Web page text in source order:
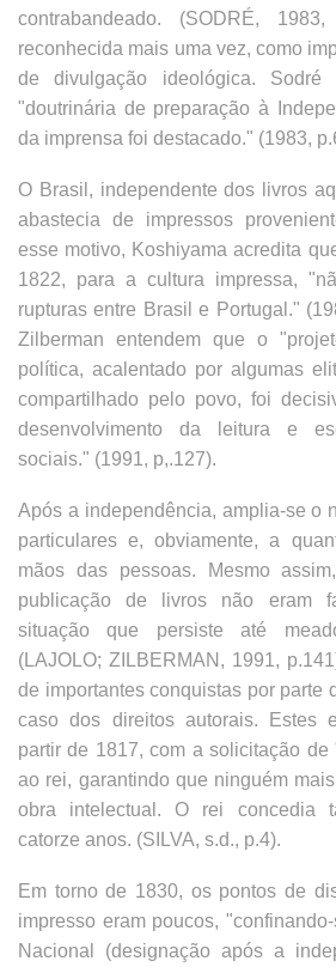
contrabandeado. (SODRÉ,
reconhecida mais uma vez, como
de divulgação ideológica.
"doutrinária de preparação à
da imprensa foi destacado." (1983,
O Brasil, independente dos livros
abastecia de impressos
esse motivo, Koshiyama acredita
1822, para a cultura impressa,
rupturas entre Brasil e Portugal."
Zilberman entendem que o
política, acalentado por algumas
compartilhado pelo povo, foi
desenvolvimento da leitura e
sociais." (1991, p,.127).
Após a independência, amplia-se o
particulares e, obviamente, a
mãos das pessoas. Mesmo
publicação de livros não eram
situação que persiste até
(LAJOLO; ZILBERMAN, 1991,
de importantes conquistas por parte
caso dos direitos autorais. Estes
partir de 1817, com a solicitação
ao rei, garantindo que ninguém
obra intelectual. O rei concedia
catorze anos. (SILVA, s.d., p.4).
Em torno de 1830, os pontos de
impresso eram poucos,
Nacional (designação após a